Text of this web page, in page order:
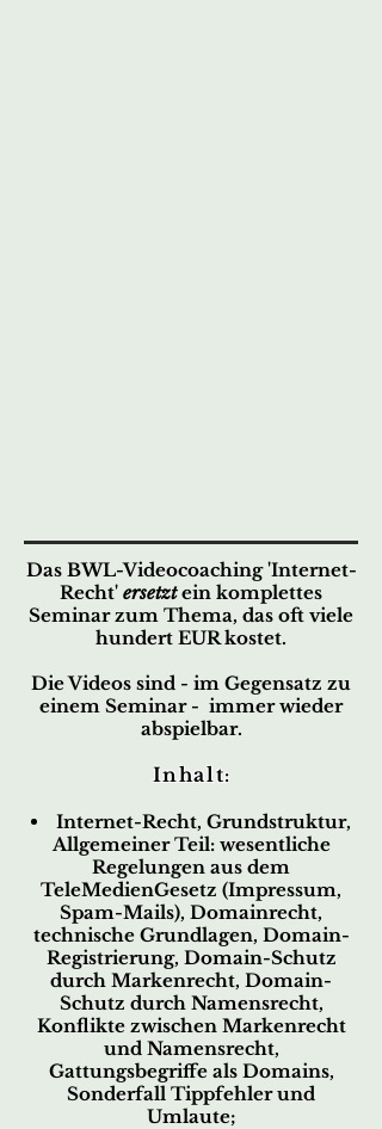
Das BWL-Videocoaching 'Internet-
Recht' ersetztein komplettes
Seminar zum Thema, das oft viele
hundert EUR kostet.
Die Videos sind - im Gegensatz zu
einem Seminar - immer wieder
abspielbar.
Inhalt:
Internet-Recht, Grundstruktur,
Allgemeiner Teil: wesentliche
Regelungen aus dem
TeleMedienGesetz (Impressum,
Spam-Mails), Domainrecht,
technische Grundlagen, Domain-
Registrierung, Domain-Schutz
durch Markenrecht, Domain-
Schutz durch Namensrecht,
Konflikte zwischen Markenrecht
und Namensrecht,
Gattungsbegriffe als Domains,
Sonderfall Tippfehler und
Umlaute;